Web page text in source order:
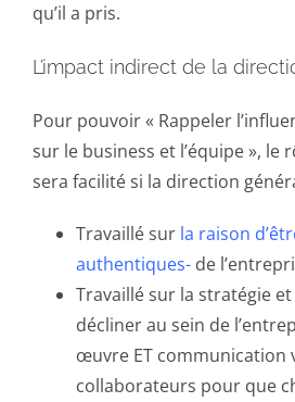
qu’il a pris.
L’impact indirect de la
Pour pouvoir « Rappeler
sur le business et l’équipe », le
sera facilité si la direction
Travaillé sur la raison
authentiques- de
Travaillé sur la stratégie
décliner au sein de
œuvre ET communication
collaborateurs pour que